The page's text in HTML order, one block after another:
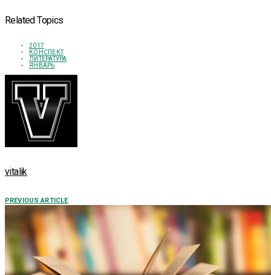
Related Topics
2017
КОНСПЕКТ
ЛИТЕРАТУРА
ЯНВАРЬ
vitalik
PREVIOUS ARTICLE